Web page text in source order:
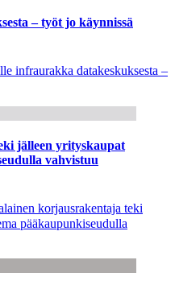
– työt jo käynnissä
infraurakka datakeskuksesta –
jälleen yrityskaupat
vahvistuu
korjausrakentaja teki
pääkaupunkiseudulla